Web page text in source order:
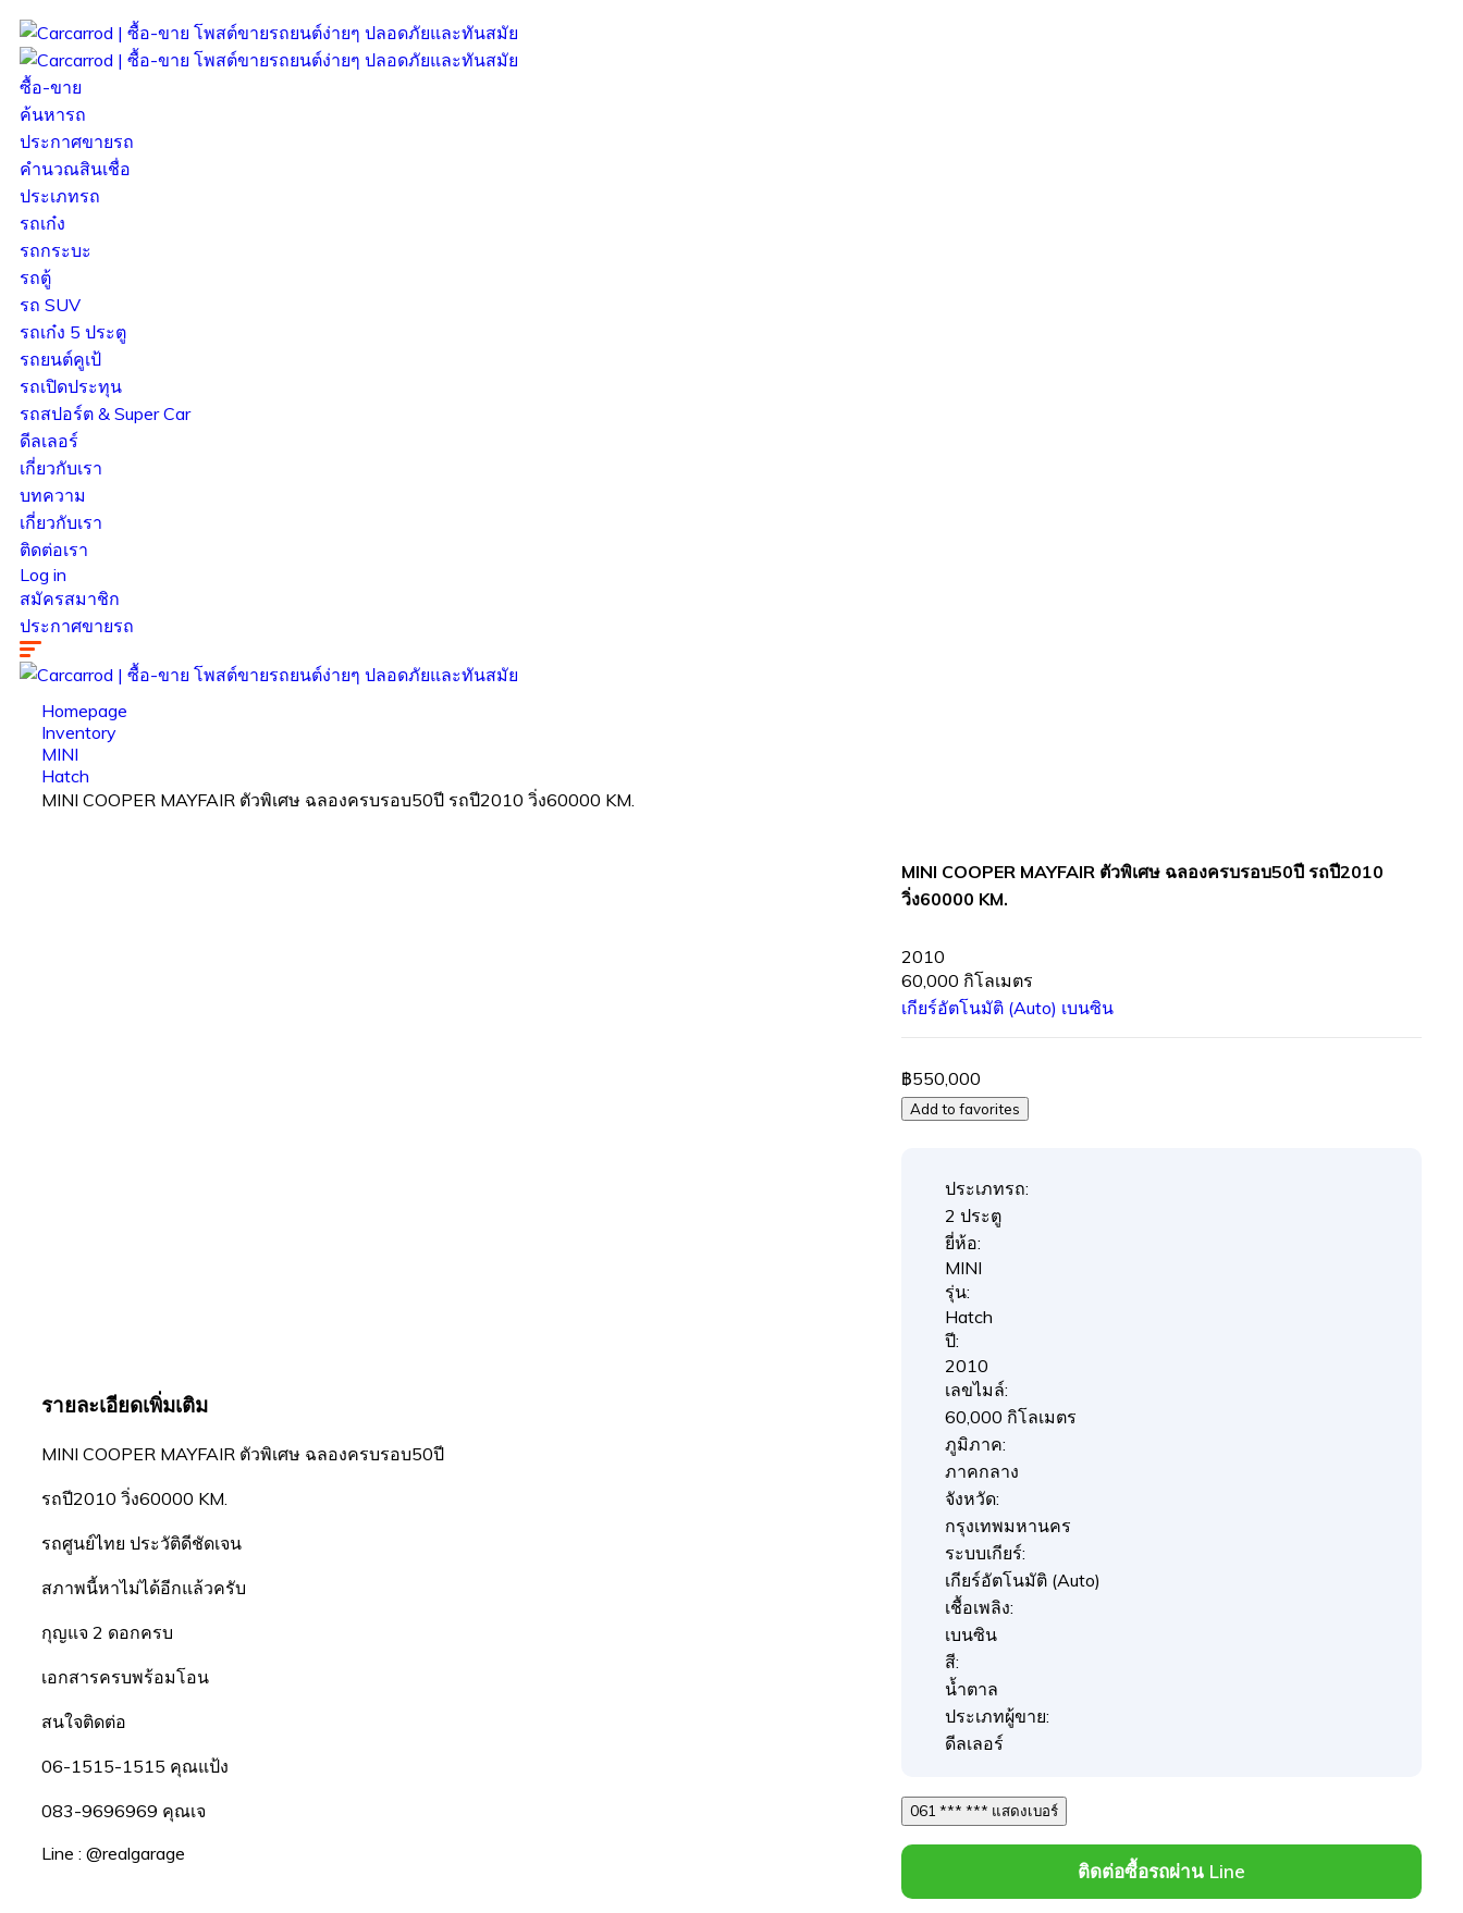
ซื้อ-ขาย
ค้นหารถ
ประกาศขายรถ
คำนวณสินเชื่อ
ประเภทรถ
รถเก๋ง
รถกระบะ
รถตู้
รถ SUV
รถเก๋ง 5 ประตู
รถยนต์คูเป้
รถเปิดประทุน
รถสปอร์ต & Super Car
ดีลเลอร์
เกี่ยวกับเรา
บทความ
เกี่ยวกับเรา
ติดต่อเรา
Log in
สมัครสมาชิก
ประกาศขายรถ
Homepage
Inventory
MINI
Hatch
MINI COOPER MAYFAIR ตัวพิเศษ ฉลองครบรอบ50ปี รถปี2010 วิ่ง60000 KM.
รายละเอียดเพิ่มเติม
MINI COOPER MAYFAIR ตัวพิเศษ ฉลองครบรอบ50ปี
รถปี2010 วิ่ง60000 KM.
รถศูนย์ไทย ประวัติดีชัดเจน
สภาพนี้หาไม่ได้อีกแล้วครับ
กุญแจ 2 ดอกครบ
เอกสารครบพร้อมโอน
สนใจติดต่อ
06-1515-1515 คุณแป้ง
083-9696969 คุณเจ
Line : @realgarage
MINI COOPER MAYFAIR ตัวพิเศษ ฉลองครบรอบ50ปี รถปี2010
วิ่ง60000 KM.
2010
60,000 กิโลเมตร
เกียร์อัตโนมัติ (Auto) เบนซิน
฿550,000
Add to favorites
ประเภทรถ:
2 ประตู
ยี่ห้อ:
MINI
รุ่น:
Hatch
ปี:
2010
เลขไมล์:
60,000 กิโลเมตร
ภูมิภาค:
ภาคกลาง
จังหวัด:
กรุงเทพมหานคร
ระบบเกียร์:
เกียร์อัตโนมัติ (Auto)
เชื้อเพลิง:
เบนซิน
สี:
น้ำตาล
ประเภทผู้ขาย:
ดีลเลอร์
061 *** *** แสดงเบอร์
ติดต่อซื้อรถผ่าน Line